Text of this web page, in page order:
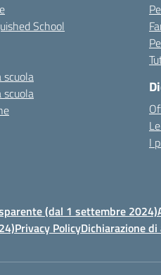
School
scuola
scuola
I
(dal 1 settembre 2024)
Privacy PolicyDichiarazione